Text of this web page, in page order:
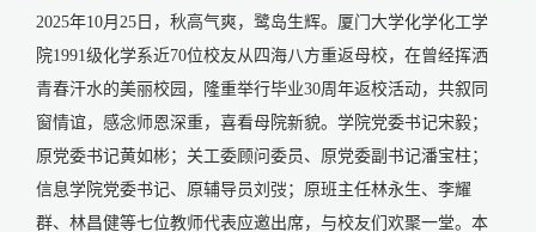
2025年10月25日，秋高气爽，鹭岛生辉。厦门大学化学化工学
院1991级化学系近70位校友从四海八方重返母校，在曾经挥洒
青春汗水的美丽校园，隆重举行毕业30周年返校活动，共叙同
窗情谊，感念师恩深重，喜看母院新貌。学院党委书记宋毅；
原党委书记黄如彬；关工委顾问委员、原党委副书记潘宝柱；
信息学院党委书记、原辅导员刘弢；原班主任林永生、李耀
群、林昌健等七位教师代表应邀出席，与校友们欢聚一堂。本